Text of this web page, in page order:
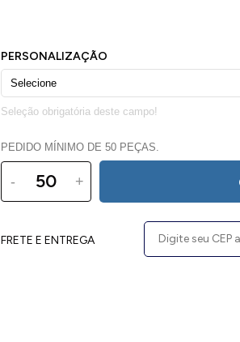
PEDIDO MÍNIMO DE 50 PEÇAS.
- +
FRETE E ENTREGA